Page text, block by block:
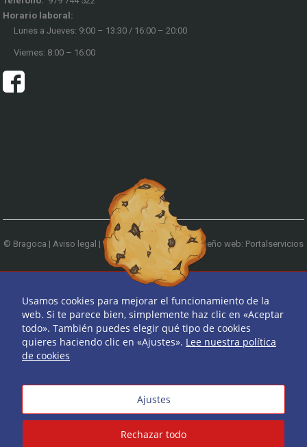
Horario laboral:
Lunes a Jueves: 9:00 – 13:30 / 16:00 – 20:00
Viernes: 8:00 – 16:00
© Bragoca | Aviso legal | Política de privacidad|Diseño web: Portalservicios
| Teléfono: 979 744 522
Ir arriba
Usamos cookies para mejorar el funcionamiento de la
web. Si te parece bien, simplemente haz clic en «Aceptar
todo». También puedes elegir qué tipo de cookies
quieres haciendo clic en «Ajustes». Lee nuestra política
de cookies
Ajustes
Rechazar todo